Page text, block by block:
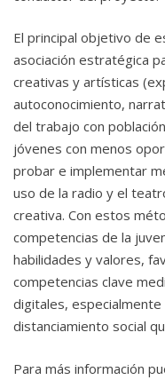
El principal objetivo de
asociación estratégica
creativas y artísticas
autoconocimiento,
del trabajo con
jóvenes con menos
probar e implementar
uso de la radio y el
creativa. Con estos
competencias de la
habilidades y valores,
competencias clave
digitales,
distanciamiento social
Para más información